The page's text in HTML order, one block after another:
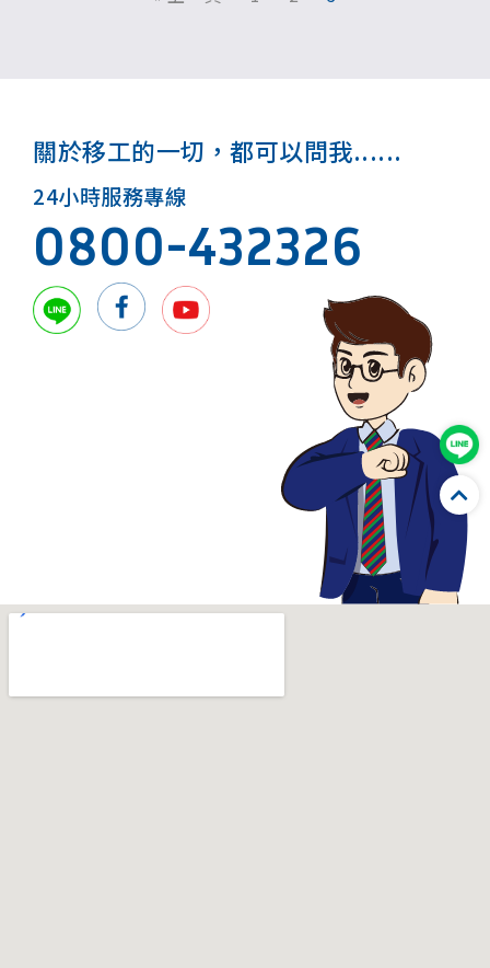
關於移工的一切，都可以問我......
24小時服務專線
0800-432326